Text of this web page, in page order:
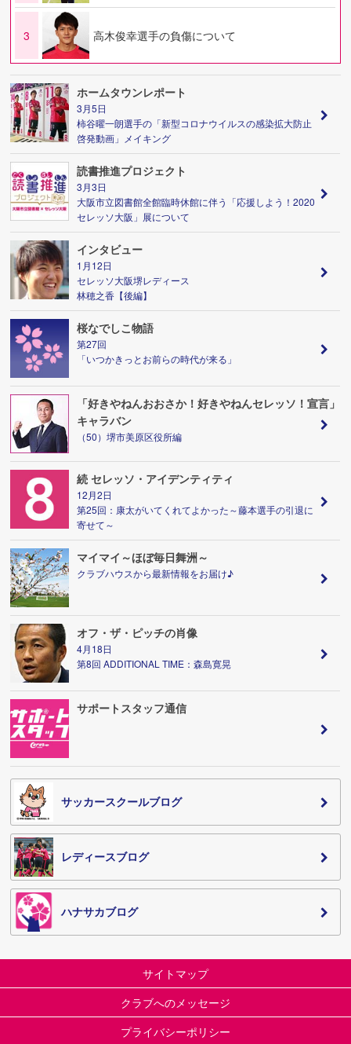
3 高木俊幸選手の負傷について
ホームタウンレポート
3月5日
柿谷曜一朗選手の「新型コロナウイルスの感染拡大防止
啓発動画」メイキング
読書推進プロジェクト
3月3日
大阪市立図書館全館臨時休館に伴う「応援しよう！2020
セレッソ大阪」展について
インタビュー
1月12日
セレッソ大阪堺レディース
林穂之香【後編】
桜なでしこ物語
第27回
「いつかきっとお前らの時代が来る」
「好きやねんおおさか！好きやねんセレッソ！宣言」
キャラバン
（50）堺市美原区役所編
続 セレッソ・アイデンティティ
12月2日
第25回：康太がいてくれてよかった～藤本選手の引退に
寄せて～
マイマイ～ほぼ毎日舞洲～
クラブハウスから最新情報をお届け♪
オフ・ザ・ピッチの肖像
4月18日
第8回 ADDITIONAL TIME：森島寛晃
サポートスタッフ通信
サッカースクールブログ
レディースブログ
ハナサカブログ
サイトマップ
クラブへのメッセージ
プライバシーポリシー